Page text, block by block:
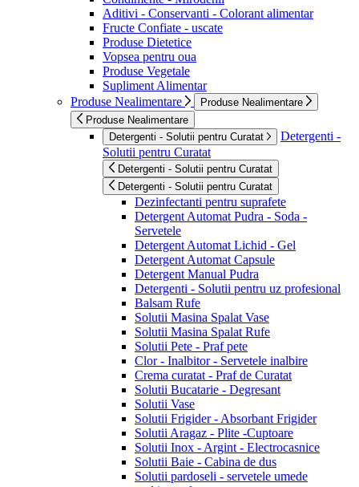
Aditivi - Conservanti - Colorant alimentar
Fructe Confiate - uscate
Produse Dietetice
Vopsea pentru oua
Produse Vegetale
Supliment Alimentar
Produse Nealimentare
Produse Nealimentare
Produse Nealimentare
Detergenti - Solutii pentru Curatat
Detergenti -
Solutii pentru Curatat
Detergenti - Solutii pentru Curatat
Detergenti - Solutii pentru Curatat
Dezinfectanti pentru suprafete
Detergent Automat Pudra - Soda -
Servetele
Detergent Automat Lichid - Gel
Detergent Automat Capsule
Detergent Manual Pudra
Detergenti - Solutii pentru uz profesional
Balsam Rufe
Solutii Masina Spalat Vase
Solutii Masina Spalat Rufe
Solutii Pete - Praf pete
Clor - Inalbitor - Servetele inalbire
Crema curatat - Praf de Curatat
Solutii Bucatarie - Degresant
Solutii Vase
Solutii Frigider - Absorbant Frigider
Solutii Aragaz - Plite -Cuptoare
Solutii Inox - Argint - Electrocasnice
Solutii Baie - Cabina de dus
Solutii pardoseli - servetele umede